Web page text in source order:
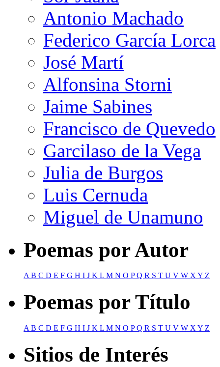
Antonio Machado
Federico García Lorca
José Martí
Alfonsina Storni
Jaime Sabines
Francisco de Quevedo
Garcilaso de la Vega
Julia de Burgos
Luis Cernuda
Miguel de Unamuno
Poemas por Autor
AB C D E F G H I J K L M N O PQ R S T U V W XY Z
Poemas por Título
A B C D E F G H I J K L M N O PQ R S T U V W X Y Z
Sitios de Interés